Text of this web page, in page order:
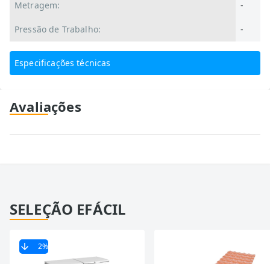
Metragem: -
Pressão de Trabalho: -
Especificações técnicas
Avaliações
SELEÇÃO EFÁCIL
2%